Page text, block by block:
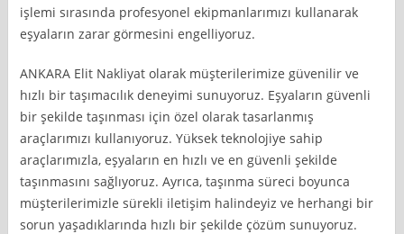
işlemi sırasında profesyonel ekipmanlarımızı kullanarak
eşyaların zarar görmesini engelliyoruz.
ANKARA Elit Nakliyat olarak müşterilerimize güvenilir ve
hızlı bir taşımacılık deneyimi sunuyoruz. Eşyaların güvenli
bir şekilde taşınması için özel olarak tasarlanmış
araçlarımızı kullanıyoruz. Yüksek teknolojiye sahip
araçlarımızla, eşyaların en hızlı ve en güvenli şekilde
taşınmasını sağlıyoruz. Ayrıca, taşınma süreci boyunca
müşterilerimizle sürekli iletişim halindeyiz ve herhangi bir
sorun yaşadıklarında hızlı bir şekilde çözüm sunuyoruz.